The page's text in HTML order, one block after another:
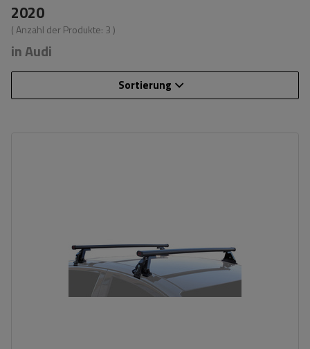
2020
( Anzahl der Produkte: 3 )
in Audi
Sortierung